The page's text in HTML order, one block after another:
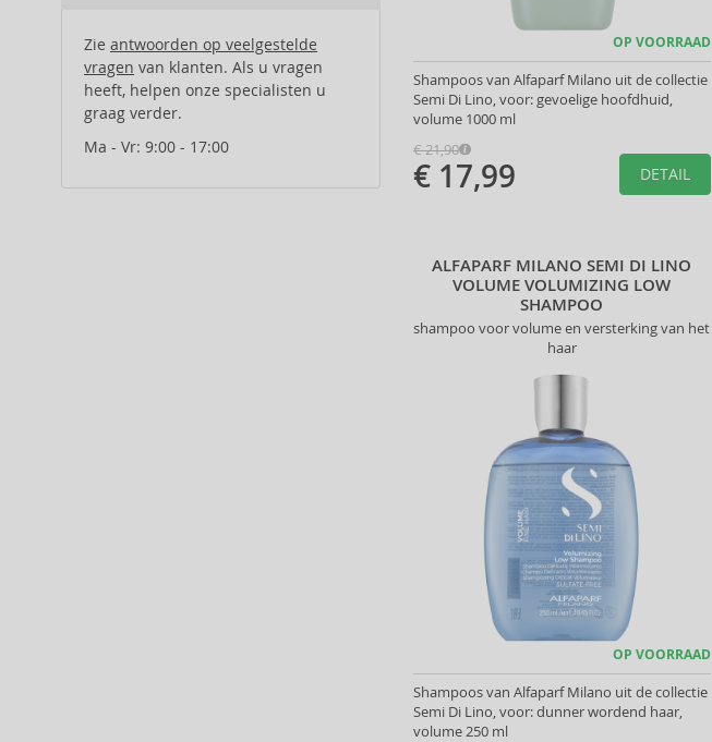
OP VOORRAAD
Shampoos van Alfaparf Milano uit de collectie
Semi Di Lino, voor: gevoelige hoofdhuid,
volume 1000 ml
€ 21,90
€ 17,99 DETAIL
ALFAPARF MILANO SEMI DI LINO
VOLUME VOLUMIZING LOW
SHAMPOO
shampoo voor volume en versterking van het
haar
OP VOORRAAD
Shampoos van Alfaparf Milano uit de collectie
Semi Di Lino, voor: dunner wordend haar,
volume 250 ml
Alcina (156)
Alexander McQueen (2)
Alexandre.J (31)
Alfaparf Milano (175)
Alfred Sung (7)
Zie antwoorden op veelgestelde
vragen van klanten. Als u vragen
heeft, helpen onze specialisten u
graag verder.
Ma - Vr: 9:00 - 17:00